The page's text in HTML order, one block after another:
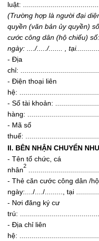
luật:
(Trường hợp là người đại
quyền (văn bản ủy quyền)
cước công dân (hộ chiếu) số:
ngày:
..../.... ./....... , tại...
- Địa
chỉ:
- Điện thoại liên
hệ:
- Số tài khoản:
hàng:
- Mã số
thuế:
II. BÊN NHẬN CHUYỂN
- Tên tổ chức, cá
nhân
2
- Thẻ căn cước công dân /
ngày:..../..../........., tại
- Nơi đăng ký cư
trú:
- Địa chỉ liên
hệ: